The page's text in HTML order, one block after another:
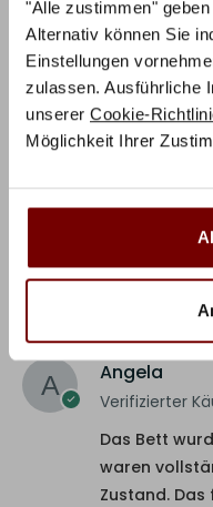
"Alle zustimmen"
Alternativ können Sie
Einstellungen
zulassen. Ausführliche
unserer Cookie-
Möglichkeit Ihrer
5 Sterne
4 Sterne
2 Sterne
Angela
Verifizierter
Das Bett
waren
Zustand.